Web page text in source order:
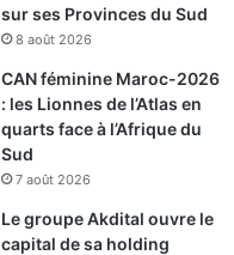
sur ses Provinces du Sud
8 août 2026
CAN féminine Maroc-2026
: les Lionnes de l’Atlas en
quarts face à l’Afrique du
Sud
7 août 2026
Le groupe Akdital ouvre le
capital de sa holding